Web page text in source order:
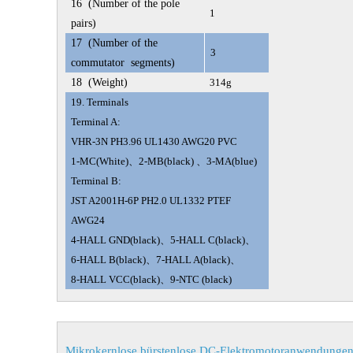
16(Number of the pole
pairs)
1
17(Number of the
commutator segments)
3
18(Weight)
314g
19. Terminals
Terminal A:
VHR-3N PH3.96 UL1430 AWG20 PVC
1-MC(White)、2-MB(black) 、3-MA(blue)
Terminal B:
JST A2001H-6P PH2.0 UL1332 PTEF
AWG24
4-HALL GND(black)、5-HALL C(black)、
6-HALL B(black)、7-HALL A(black)、
8-HALL VCC(black)、9-NTC (black)
Mikrokernlose bürstenlose DC-Elektromotoranwendungen